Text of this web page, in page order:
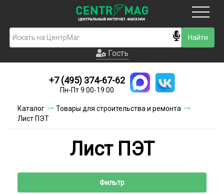
Гость
Новинки
Условия доставки
Контакты
Гость
+7 (495) 374-67-62
Пн-Пт 9:00-19:00
Каталог
Товары для строительства и ремонта
Лист ПЭТ
Лист ПЭТ
Фильтр